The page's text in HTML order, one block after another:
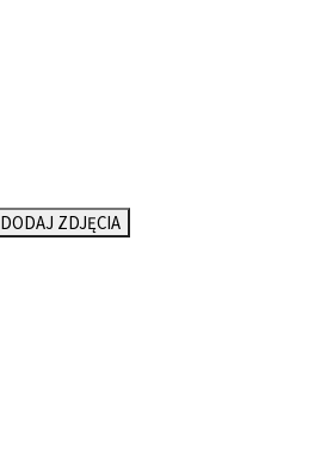
DODAJ ZDJĘCIA